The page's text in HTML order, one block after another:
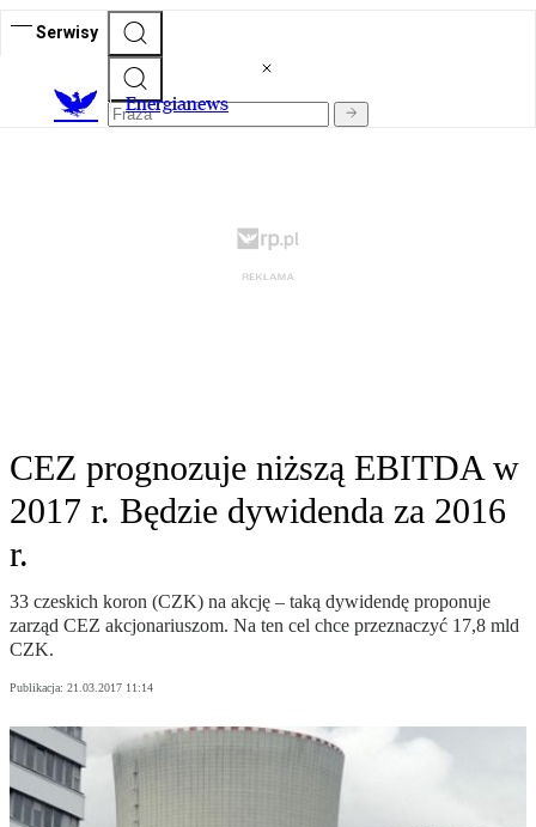
Serwisy
Energianews
CEZ prognozuje niższą EBITDA w
2017 r. Będzie dywidenda za 2016
r.
33 czeskich koron (CZK) na akcję – taką dywidendę proponuje
zarząd CEZ akcjonariuszom. Na ten cel chce przeznaczyć 17,8 mld
CZK.
Publikacja: 21.03.2017 11:14